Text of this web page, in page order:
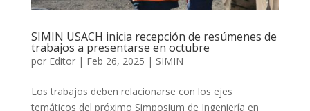
SIMIN USACH inicia recepción de resúmenes de
trabajos a presentarse en octubre
por Editor| Feb 26, 2025 | SIMIN
Los trabajos deben relacionarse con los ejes
temáticos del próximo Simposium de Ingeniería en